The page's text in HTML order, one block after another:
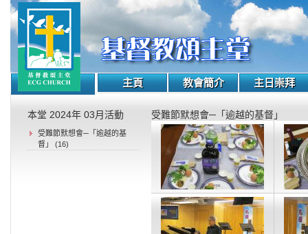
主頁 教會簡介 主日崇拜
本堂 2024年 03月活動
受難節默想會─「逾越的基
督」 (16)
受難節默想會─「逾越的基督」